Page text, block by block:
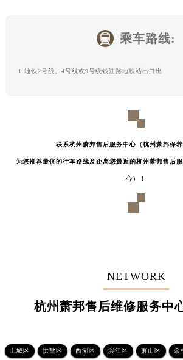
乘车路线:
1.地铁2号线、4号线或9号线钱江路地铁站出口出
联系杭州萧邦售后服务中心（杭州萧邦保
为您推荐最优的行车路线及距离您最近的杭州萧邦售后
心）！
NETWORK
杭州萧邦售后维修服务中
上城区 拱墅区 西湖区 滨江区 萧山区 余